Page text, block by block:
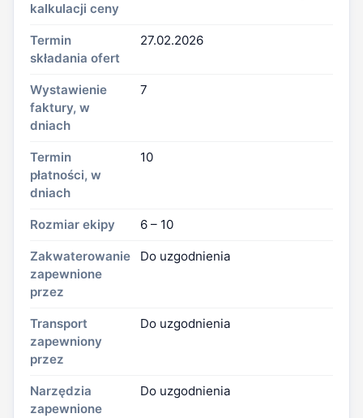
kalkulacji ceny
Termin
składania ofert
27.02.2026
Wystawienie
faktury, w
dniach
7
Termin
płatności, w
dniach
10
Rozmiar ekipy 6 – 10
Zakwaterowanie
zapewnione
przez
Do uzgodnienia
Transport
zapewniony
przez
Do uzgodnienia
Narzędzia
zapewnione
Do uzgodnienia